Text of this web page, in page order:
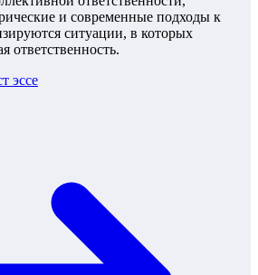
и современные подходы к
ситуации, в которых
ответственность.
эссе